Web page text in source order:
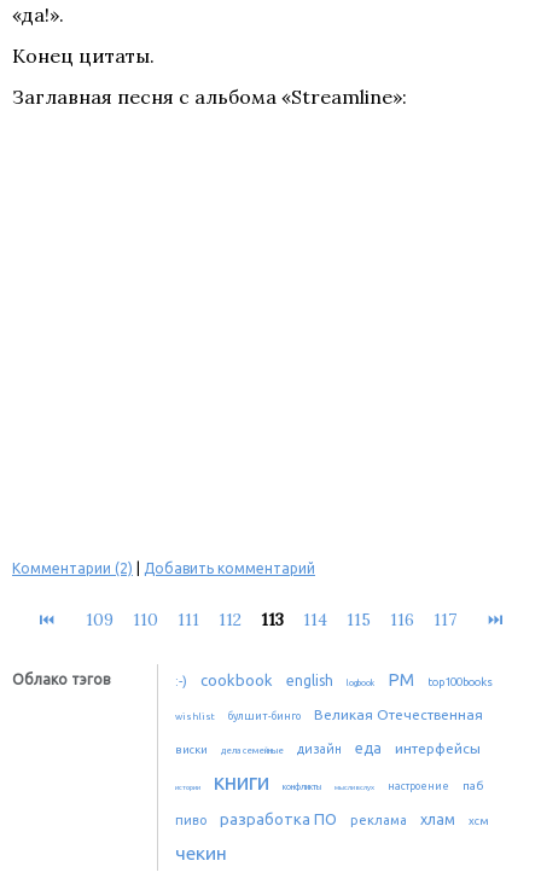
«да!».
Конец цитаты.
Заглавная песня с альбома «Streamline»:
Комментарии (2) Добавить комментарий
⏮ 109 110 111 112 113 114 115 116 117 ⏭
Облако тэгов :-) cookbook english logbook PM top100books
wishlist булшит-бинго Великая Отечественная
виски дела семейные дизайн еда интерфейсы
истории книги конфликты мысли вслух настроение паб
пиво разработка ПО реклама хлам хсм
чекин